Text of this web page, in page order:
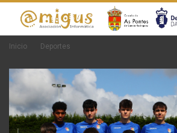
Inicio Deportes